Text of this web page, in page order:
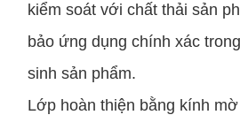
kiểm soát với chất thải sản
bảo ứng dụng chính xác
sinh sản phẩm.
Lớp hoàn thiện bằng kính